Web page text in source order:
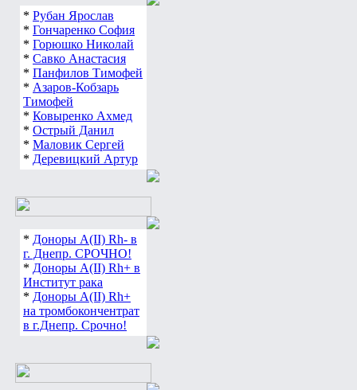
* Рубан Ярослав
* Гончаренко София
* Горюшко Николай
* Савко Анастасия
* Панфилов Тимофей
* Азаров-Кобзарь
Тимофей
* Ковыренко Ахмед
* Острый Данил
* Маловик Сергей
* Деревицкий Артур
* Доноры А(ІІ) Rh- в
г. Днепр. СРОЧНО!
* Доноры А(ІІ) Rh+ в
Институт рака
* Доноры А(ІІ) Rh+
на тромбокончентрат
в г.Днепр. Срочно!